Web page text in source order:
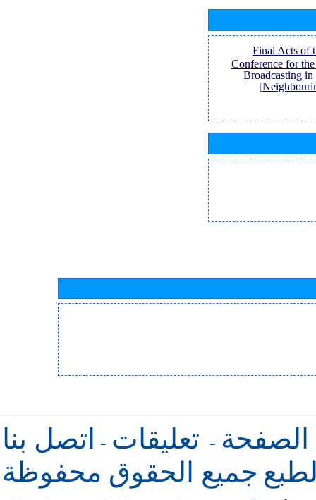
[Final Acts of
Conference for
Broadcasting
الصفحة - تعليقات -
اتصل بنا
جميع الحقوق محفوظة